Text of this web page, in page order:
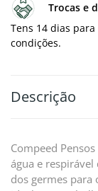
Trocas e
Tens 14 dias
condições.
Descrição
Compeed
água e
dos germes